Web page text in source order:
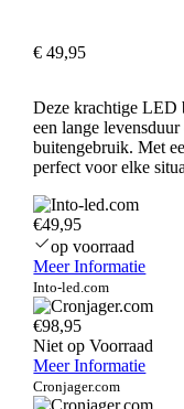
€ 49,95
Deze krachtige LED
een lange
buitengebruik. Met
perfect voor elke
€49,95
op voorraad
Meer Informatie
Into-led.com
€98,95
Niet op Voorraad
Meer Informatie
Cronjager.com